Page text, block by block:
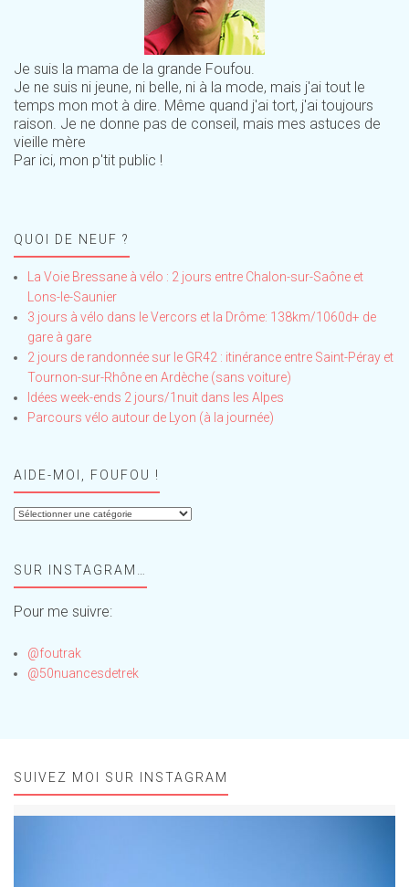
Je suis la mama de la grande Foufou.
Je ne suis ni jeune, ni belle, ni à la mode, mais j'ai tout le
temps mon mot à dire. Même quand j'ai tort, j'ai toujours
raison. Je ne donne pas de conseil, mais mes astuces de
vieille mère
Par ici, mon p'tit public !
QUOI DE NEUF ?
La Voie Bressane à vélo : 2 jours entre Chalon-sur-Saône et
Lons-le-Saunier
3 jours à vélo dans le Vercors et la Drôme: 138km/1060d+ de
gare à gare
2 jours de randonnée sur le GR42 : itinérance entre Saint-Péray et
Tournon-sur-Rhône en Ardèche (sans voiture)
Idées week-ends 2 jours/1nuit dans les Alpes
Parcours vélo autour de Lyon (à la journée)
AIDE-MOI, FOUFOU !
Aide-
!SUR INSTAGRAM…
Pour me suivre:
@foutrak
@50nuancesdetrek
SUIVEZ MOI SUR INSTAGRAM